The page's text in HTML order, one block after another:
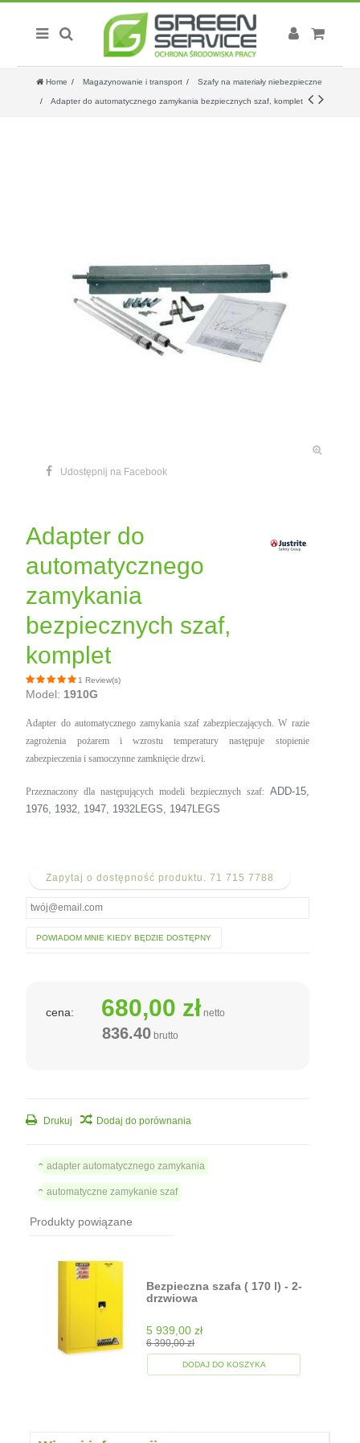
Home Magazynowanie i transport Szafy na materiały niebezpieczne
Adapter do automatycznego zamykania bezpiecznych szaf, komplet
Udostępnij na Facebook
Adapter do
automatycznego
zamykania
bezpiecznych szaf,
komplet
1 Review(s)
Model: 1910G
Adapter do automatycznego zamykania szaf zabezpieczających. W razie
zagrożenia pożarem i wzrostu temperatury następuje stopienie
zabezpieczenia i samoczynne zamknięcie drzwi.
Przeznaczony dla następujących modeli bezpiecznych szaf: ADD-15,
1976, 1932, 1947, 1932LEGS, 1947LEGS
Zapytaj o dostępność produktu. 71 715 7788
POWIADOM MNIE KIEDY BĘDZIE DOSTĘPNY
cena: 680,00 zł netto
836.40 brutto
Drukuj Dodaj do porównania
adapter automatycznego zamykania
automatyczne zamykanie szaf
Produkty powiązane
Bezpieczna szafa ( 170 l) - 2-
drzwiowa
5 939,00 zł
6 390,00 zł
DODAJ DO KOSZYKA